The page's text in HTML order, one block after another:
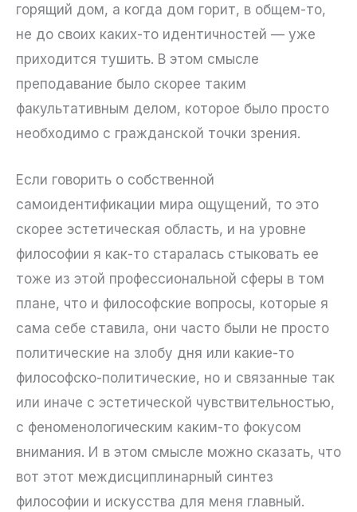
горящий дом, а когда дом горит, в общем-то,
не до своих каких-то идентичностей — уже
приходится тушить. В этом смысле
преподавание было скорее таким
факультативным делом, которое было просто
необходимо с гражданской точки зрения.
Если говорить о собственной
самоидентификации мира ощущений, то это
скорее эстетическая область, и на уровне
философии я как-то старалась стыковать ее
тоже из этой профессиональной сферы в том
плане, что и философские вопросы, которые я
сама себе ставила, они часто были не просто
политические на злобу дня или какие-то
философско-политические, но и связанные так
или иначе с эстетической чувствительностью,
с феноменологическим каким-то фокусом
внимания. И в этом смысле можно сказать, что
вот этот междисциплинарный синтез
философии и искусства для меня главный.